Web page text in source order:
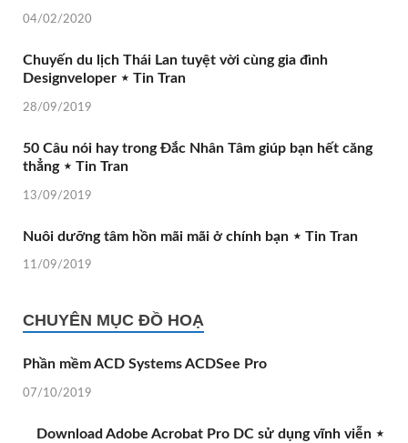
04/02/2020
Chuyến du lịch Thái Lan tuyệt vời cùng gia đình
Designveloper ⋆ Tin Tran
28/09/2019
50 Câu nói hay trong Đắc Nhân Tâm giúp bạn hết căng
thẳng ⋆ Tin Tran
13/09/2019
Nuôi dưỡng tâm hồn mãi mãi ở chính bạn ⋆ Tin Tran
11/09/2019
CHUYÊN MỤC ĐỒ HOẠ
Phần mềm ACD Systems ACDSee Pro
07/10/2019
Download Adobe Acrobat Pro DC sử dụng vĩnh viễn ⋆